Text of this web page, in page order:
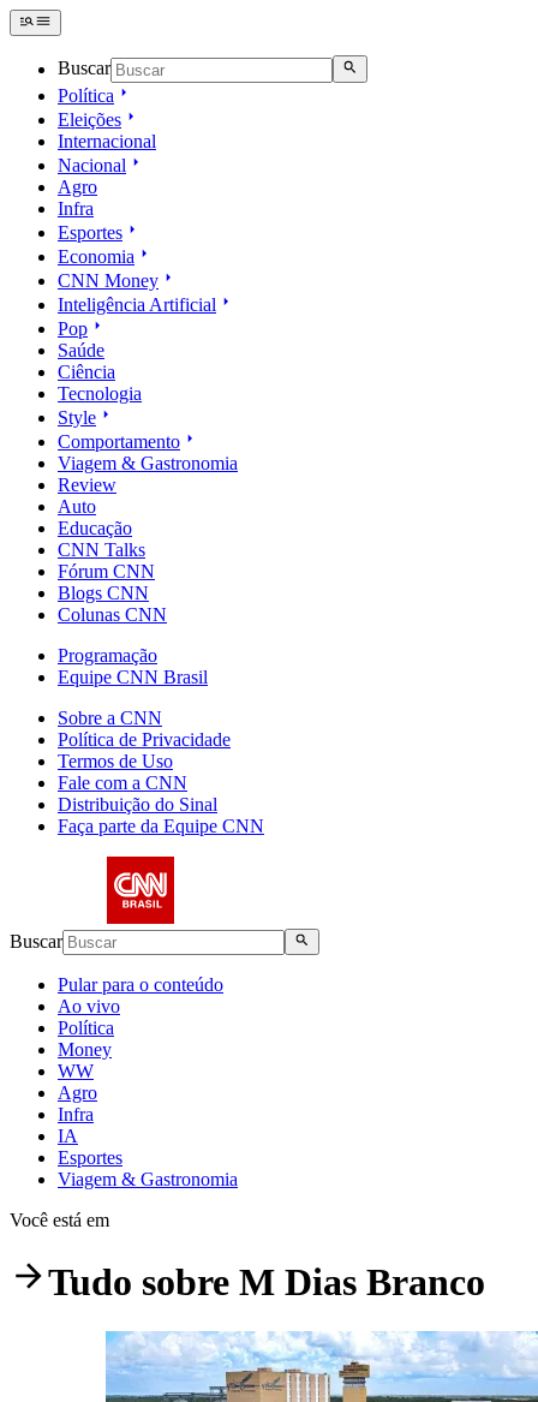
Buscar
Política
Eleições
Internacional
Nacional
Agro
Infra
Esportes
Economia
CNN Money
Inteligência Artificial
Pop
Saúde
Ciência
Tecnologia
Style
Comportamento
Viagem & Gastronomia
Review
Auto
Educação
CNN Talks
Fórum CNN
Blogs CNN
Colunas CNN
Programação
Equipe CNN Brasil
Sobre a CNN
Política de Privacidade
Termos de Uso
Fale com a CNN
Distribuição do Sinal
Faça parte da Equipe CNN
Buscar
Pular para o conteúdo
Ao vivo
Política
Money
WW
Agro
Infra
IA
Esportes
Viagem & Gastronomia
Você está em
Tudo sobre M Dias Branco